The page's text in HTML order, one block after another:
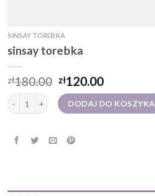
SINSAY TOREBKA
sinsay torebka
zł180.00 zł120.00
ilość sinsay torebkaDODAJ DO KOSZYKA